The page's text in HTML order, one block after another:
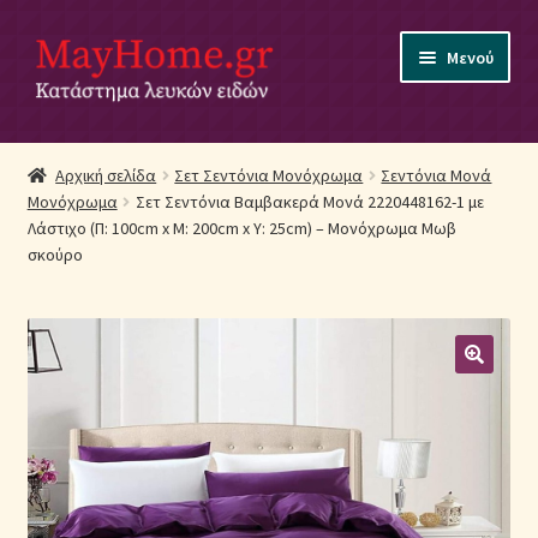
Απευθείας
μετάβαση
στην
Μετάβαση
σε
περιεχόμενο
Μενού
Αρχική
Ακύρωση Παραγγελίας
Αποστολές
Βρεφικά Λευκά Είδη
Επιστροφές Προϊόντων
Η εταιρία μας
Αρχική σελίδα Σετ Σεντόνια Μονόχρωμα
Σεντόνια Μονά
Μονόχρωμα
Σετ Σεντόνια Βαμβακερά Μονά 2220448162-1 με
Λάστιχο (Π: 100cm x Μ: 200cm x Υ: 25cm) – Μονόχρωμα Μωβ
σκούρο